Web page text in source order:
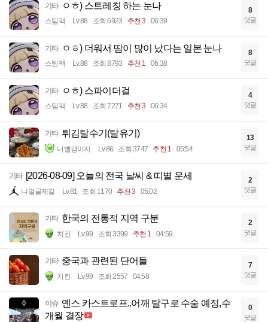
기타 ㅇㅎ) 스트레칭 하는 눈나
스팀팩 Lv.88 조회 6923 추천 3 06:39
8
댓글
기타 ㅇㅎ) 더워서 땀이 많이 났다는 일본 눈나
스팀팩 Lv.88 조회 8793 추천 1 06:38
8
댓글
기타 ㅇㅎ) 스파이더걸
스팀팩 Lv.88 조회 7271 추천 3 06:34
4
댓글
기타 튀김탈수기(탈유기)
너빨갱이지 Lv.86 조회 3747 추천 1 05:54
13
댓글
기타 [2026-08-09] 오늘의 전국 날씨 & 띠별 운세
니얼굴제길 Lv.81 조회 1170 추천 3 05:02
2
댓글
기타 한국의 전통적 지역 구분
치킨 Lv.99 조회 3399 추천 1 04:59
2
댓글
기타 중국과 관련된 단어들
치킨 Lv.99 조회 2557 04:58
7
댓글
이슈 옌스 카스트로프..어깨 탈구로 수술 예정,수
개월 결장
0
댓글